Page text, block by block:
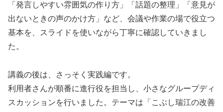
「発言しやすい雰囲気の作り方」「話題の整理」「意見が
出ないときの声のかけ方」など、会議や作業の場で役立つ
基本を、スライドを使いながら丁寧に確認していきまし
た。
講義の後は、さっそく実践編です。
利用者さんが順番に進行役を担当し、小さなグループディ
スカッションを行いました。テーマは「こぶし瑞江の改善